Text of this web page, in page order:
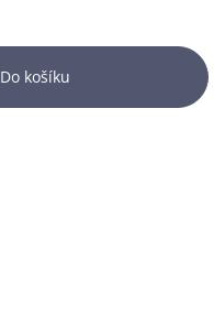
Do košíku